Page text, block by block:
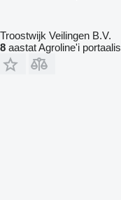
Troostwijk Veilingen B.V.
8 aastat Agroline'i portaalis